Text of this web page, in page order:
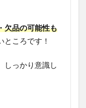
欠品の可能性も
ところです！
しっかり意識し